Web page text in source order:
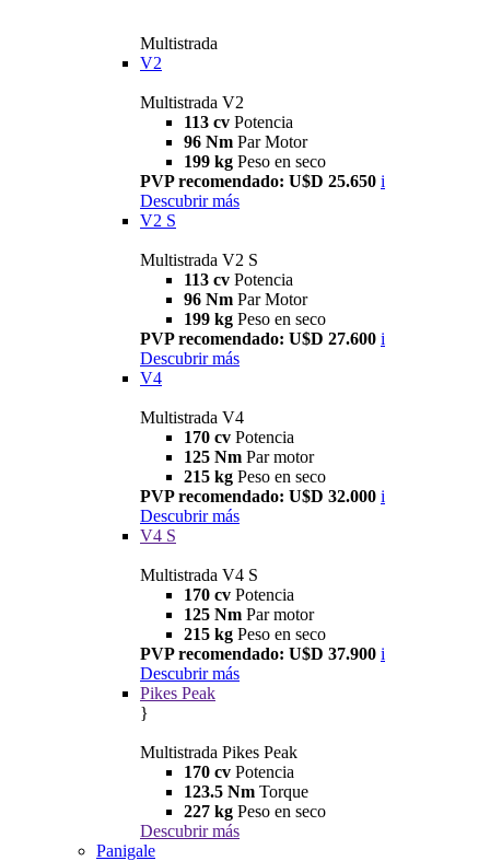
Multistrada
V2
Multistrada V2
113 cv Potencia
96 Nm Par Motor
199 kg Peso en seco
PVP recomendado: U$D 25.650 i
Descubrir más
V2 S
Multistrada V2 S
113 cv Potencia
96 Nm Par Motor
199 kg Peso en seco
PVP recomendado: U$D 27.600 i
Descubrir más
V4
Multistrada V4
170 cv Potencia
125 Nm Par motor
215 kg Peso en seco
PVP recomendado: U$D 32.000 i
Descubrir más
V4 S
Multistrada V4 S
170 cv Potencia
125 Nm Par motor
215 kg Peso en seco
PVP recomendado: U$D 37.900 i
Descubrir más
Pikes Peak
}
Multistrada Pikes Peak
170 cv Potencia
123.5 Nm Torque
227 kg Peso en seco
Descubrir más
Panigale